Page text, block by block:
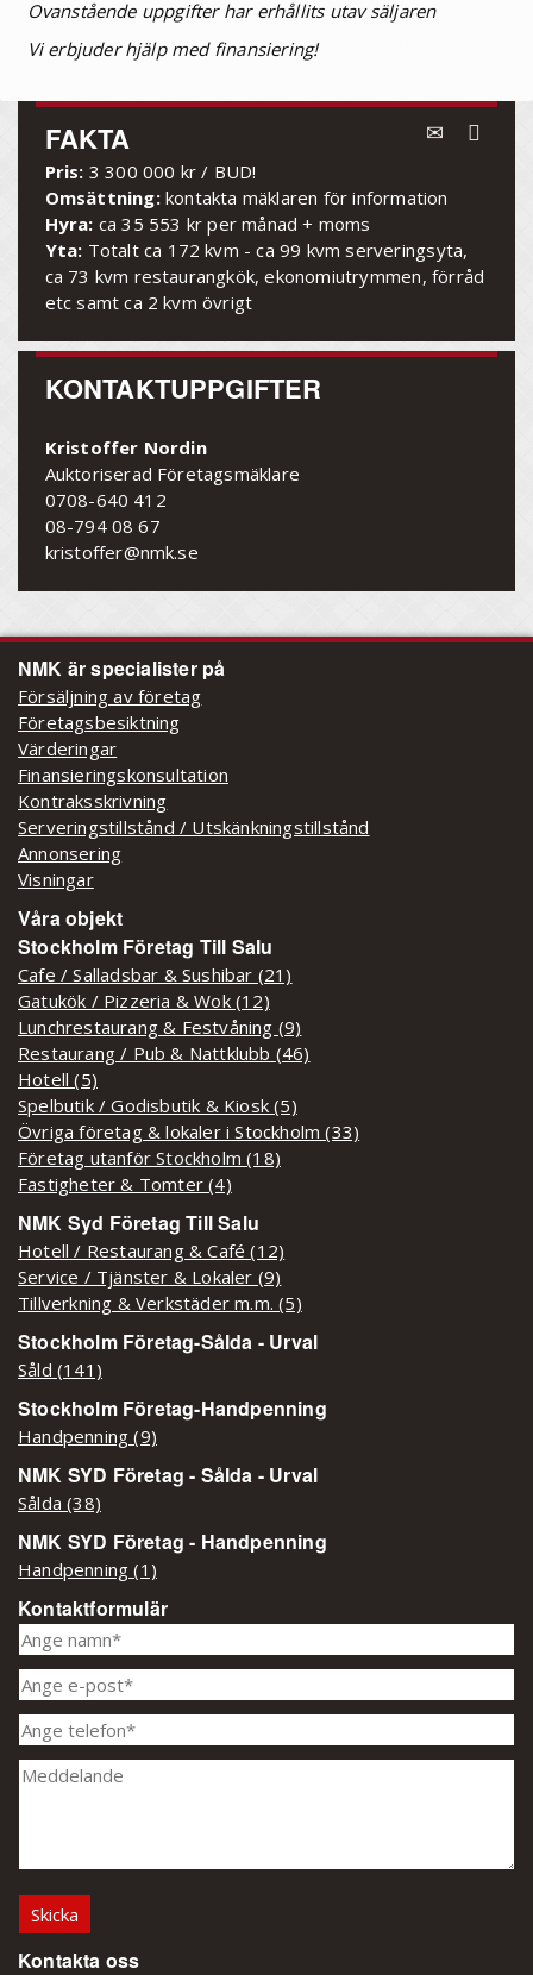
Ovanstående uppgifter har erhållits utav säljaren
Vi erbjuder hjälp med finansiering!
FAKTA
Pris: 3 300 000 kr / BUD!
Omsättning: kontakta mäklaren för information
Hyra: ca 35 553 kr per månad + moms
Yta: Totalt ca 172 kvm - ca 99 kvm serveringsyta,
ca 73 kvm restaurangkök, ekonomiutrymmen, förråd
etc samt ca 2 kvm övrigt
KONTAKTUPPGIFTER
Kristoffer Nordin
Auktoriserad Företagsmäklare
0708-640 412
08-794 08 67
kristoffer@nmk.se
NMK är specialister på
Försäljning av företag
Företagsbesiktning
Värderingar
Finansieringskonsultation
Kontraksskrivning
Serveringstillstånd / Utskänkningstillstånd
Annonsering
Visningar
Våra objekt
Stockholm Företag Till Salu
Cafe / Salladsbar & Sushibar (21)
Gatukök / Pizzeria & Wok (12)
Lunchrestaurang & Festvåning (9)
Restaurang / Pub & Nattklubb (46)
Hotell (5)
Spelbutik / Godisbutik & Kiosk (5)
Övriga företag & lokaler i Stockholm (33)
Företag utanför Stockholm (18)
Fastigheter & Tomter (4)
NMK Syd Företag Till Salu
Hotell / Restaurang & Café (12)
Service / Tjänster & Lokaler (9)
Tillverkning & Verkstäder m.m. (5)
Stockholm Företag-Sålda - Urval
Såld (141)
Stockholm Företag-Handpenning
Handpenning (9)
NMK SYD Företag - Sålda - Urval
Sålda (38)
NMK SYD Företag - Handpenning
Handpenning (1)
Kontaktformulär
Kontakta oss